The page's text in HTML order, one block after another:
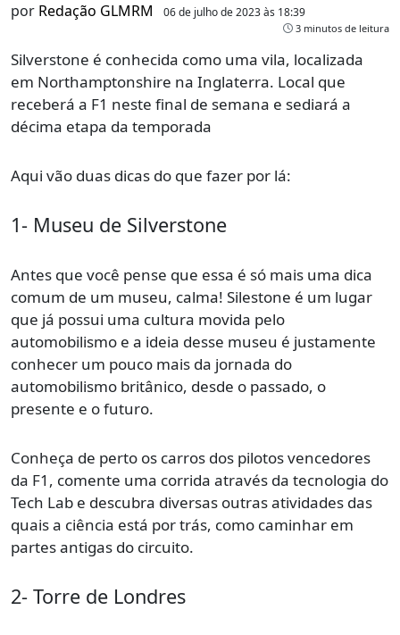
por Redação GLMRM 06 de julho de 2023 às 18:39
3 minutos de leitura
Silverstone é conhecida como uma vila, localizada
em Northamptonshire na Inglaterra. Local que
receberá a F1 neste final de semana e sediará a
décima etapa da temporada
Aqui vão duas dicas do que fazer por lá:
1- Museu de Silverstone
Antes que você pense que essa é só mais uma dica
comum de um museu, calma! Silestone é um lugar
que já possui uma cultura movida pelo
automobilismo e a ideia desse museu é justamente
conhecer um pouco mais da jornada do
automobilismo britânico, desde o passado, o
presente e o futuro.
Conheça de perto os carros dos pilotos vencedores
da F1, comente uma corrida através da tecnologia do
Tech Lab e descubra diversas outras atividades das
quais a ciência está por trás, como caminhar em
partes antigas do circuito.
2- Torre de Londres